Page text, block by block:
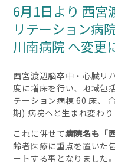
6月1日より 西宮
リテーション病
川南病院 へ変更
西宮渡辺脳卒中・心臓リ
度に増床を行い、地域包
テーション病棟 60 床、
期) 病院へと生まれ変わり
これに併せて病院名も「
齢者医療に重点を置いた
ートする事となりました。